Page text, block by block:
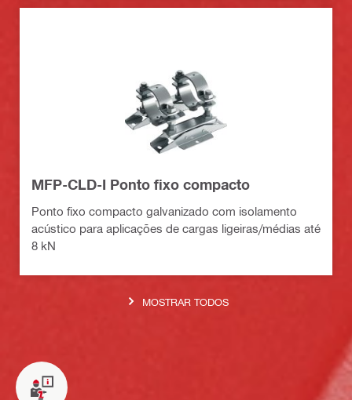
MFP-CLD-I Ponto fixo compacto
Ponto fixo compacto galvanizado com isolamento
acústico para aplicações de cargas ligeiras/médias até
8 kN
MOSTRAR TODOS